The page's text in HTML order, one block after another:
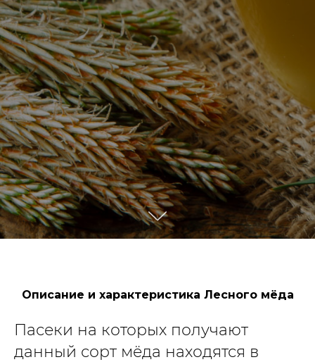
Описание и характеристика Лесного мёда
Пасеки на которых получают
данный сорт мёда находятся в